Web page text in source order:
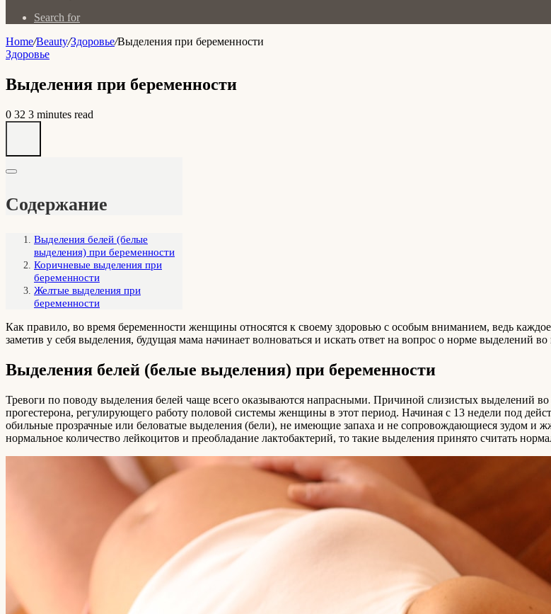
Search for
Home/Beauty/Здоровье/Выделения при беременности
Здоровье
Выделения при беременности
0 32 3 minutes read
Содержание
Выделения белей (белые
выделения) при беременности
Коричневые выделения при
беременности
Желтые выделения при
беременности
Как правило, во время беременности женщины относятся к своему здоровью с особым вниманием, ведь
заметив у себя выделения, будущая мама начинает волноваться и искать ответ на вопрос о норме выделений
Выделения белей (белые выделения) при беременности
Тревоги по поводу выделения белей чаще всего оказываются напрасными. Причиной слизистых выделений
прогестерона, регулирующего работу половой системы женщины в этот период. Начиная с 13 недели под
обильные прозрачные или беловатые выделения (бели), не имеющие запаха и не сопровождающиеся зудом и
нормальное количество лейкоцитов и преобладание лактобактерий, то такие выделения принято считать